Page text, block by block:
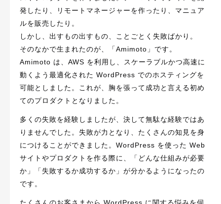
発したり、リモートマネージャーを作ったり、マニュア
ルを販売したり。
しかし、出すもの出すもの、ことごとく失敗ばかり。
そのなかで生まれたのが、「Amimoto」です。
Amimoto は、AWS を利用し、スケーラブルかつ高速に
動くよう最適化された WordPress でのホスティングを
可能としました。これが、胸を張って成功と言える初め
てのプロダクトとなりました。
多くの失敗を経験しましたが、決して無駄な経験ではあ
りませんでした。失敗が力となり、たくさんの知見を身
につけることができました。WordPress を使った Web
サイトやプロダクトを作る際に、「どんな仕組みが必要
か」「失敗するか成功するか」が分かるようになったの
です。